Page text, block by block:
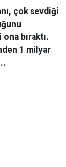
çok sevdiği
bıraktı.
1 milyar